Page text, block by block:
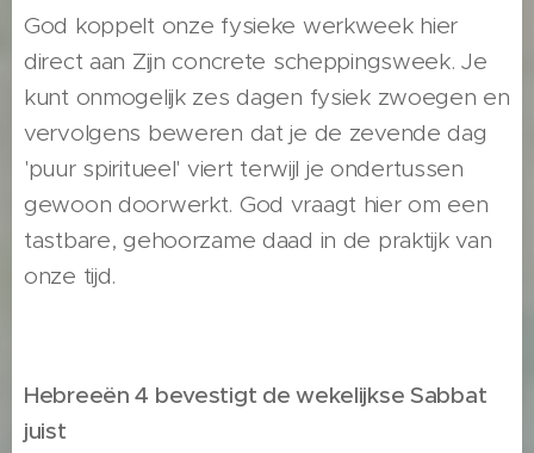
God koppelt onze fysieke werkweek hier
direct aan Zijn concrete scheppingsweek. Je
kunt onmogelijk zes dagen fysiek zwoegen en
vervolgens beweren dat je de zevende dag
'puur spiritueel' viert terwijl je ondertussen
gewoon doorwerkt. God vraagt hier om een
tastbare, gehoorzame daad in de praktijk van
onze tijd.
Hebreeën 4 bevestigt de wekelijkse Sabbat
juist